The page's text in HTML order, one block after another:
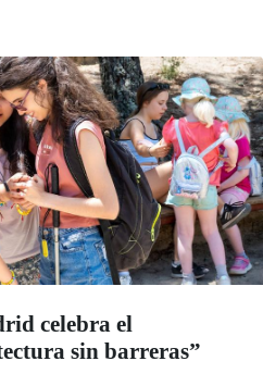
celebra el
sin barreras”